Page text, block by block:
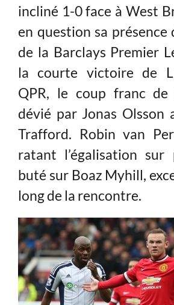
incliné 1-0 face à West
en question sa présence
de la Barclays Premier
la courte victoire de
QPR, le coup franc
dévié par Jonas Olsson
Trafford. Robin van
ratant l’égalisation
buté sur Boaz Myhill,
long de la rencontre.